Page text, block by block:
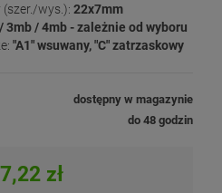
wys.): 22x7mm
3mb / 4mb - zależnie od wyboru
"A1" wsuwany, "C" zatrzaskowy
dostępny w magazynie
do 48 godzin
zł